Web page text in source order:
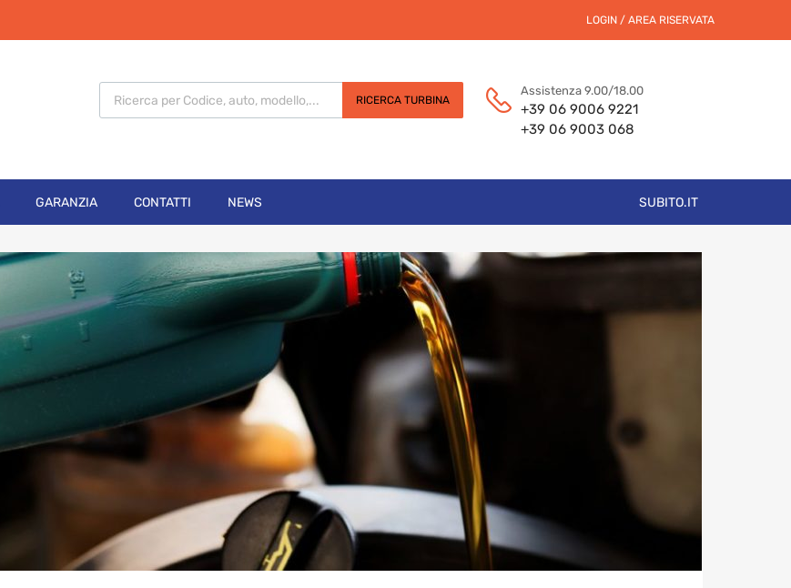
LOGIN / AREA RISERVATA
Products search
RICERCA TURBINA
Assistenza 9.00/18.00
+39 06 9006 9221
+39 06 9003 068
GARANZIA CONTATTI NEWS SUBITO.IT